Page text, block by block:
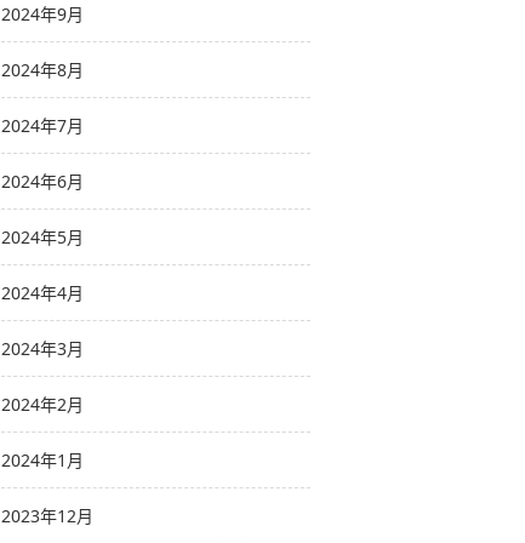
2024年9月
2024年8月
2024年7月
2024年6月
2024年5月
2024年4月
2024年3月
2024年2月
2024年1月
2023年12月